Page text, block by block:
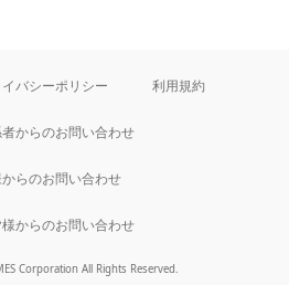
バシーポリシー 利用規約
からのお問い合わせ
らのお問い合わせ
からのお問い合わせ
Corporation All Rights Reserved.